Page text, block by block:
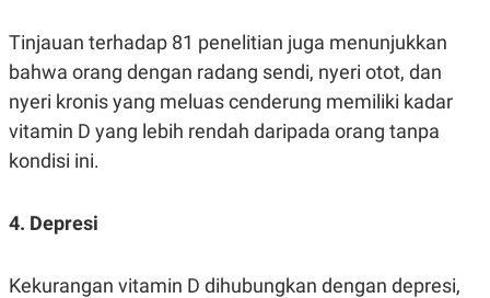
OF
USE
PEDOMAN
PEMBERITAAN
SIBER
PRIVACY
POLICY
Tinjauan terhadap 81 penelitian juga menunjukkan
bahwa orang dengan radang sendi, nyeri otot, dan
nyeri kronis yang meluas cenderung memiliki kadar
vitamin D yang lebih rendah daripada orang tanpa
kondisi ini.
4. Depresi
Kekurangan vitamin D dihubungkan dengan depresi,